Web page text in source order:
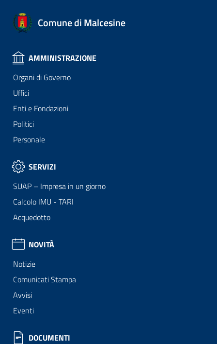
Comune di Malcesine
AMMINISTRAZIONE
Organi di Governo
Uffici
Enti e Fondazioni
Politici
Personale
SERVIZI
SUAP – Impresa in un giorno
Calcolo IMU - TARI
Acquedotto
NOVITÀ
Notizie
Comunicati Stampa
Avvisi
Eventi
DOCUMENTI